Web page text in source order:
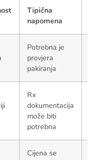
Tipična
napomena
Potrebna je
provjera
pakiranja
Rx
dokumentacija
može biti
potrebna
Cijena se